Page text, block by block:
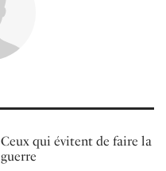
Ceux qui évitent de faire la
guerre